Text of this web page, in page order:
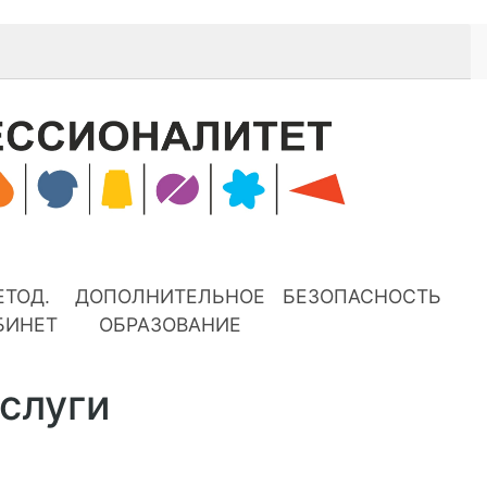
ДОПОЛНИТЕЛЬНОЕ
ОБРАЗОВАНИЕ
БЕЗОПАСНОСТЬ